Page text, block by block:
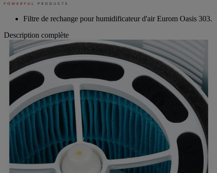
Lien
la
même
page.
Filtre de rechange pour humidificateur d'air Eurom Oasis 303.
Description complète